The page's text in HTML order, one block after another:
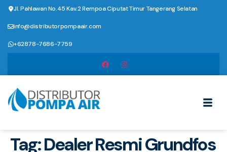
Jl. Pahlawan No.45 Kav.2 Rempoa Ciputat Timur Tangerang Selatan
info@distributorpompaair.com
+62878-7686-7759
Tag:Dealer Resmi Grundfos